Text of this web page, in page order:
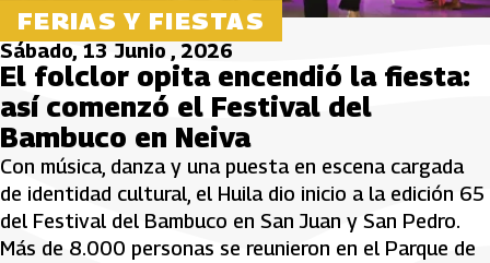
FERIAS Y FIESTAS
Sábado, 13 Junio , 2026
El folclor opita encendió la fiesta:
así comenzó el Festival del
Bambuco en Neiva
Con música, danza y una puesta en escena cargada
de identidad cultural, el Huila dio inicio a la edición 65
del Festival del Bambuco en San Juan y San Pedro.
Más de 8.000 personas se reunieron en el Parque de